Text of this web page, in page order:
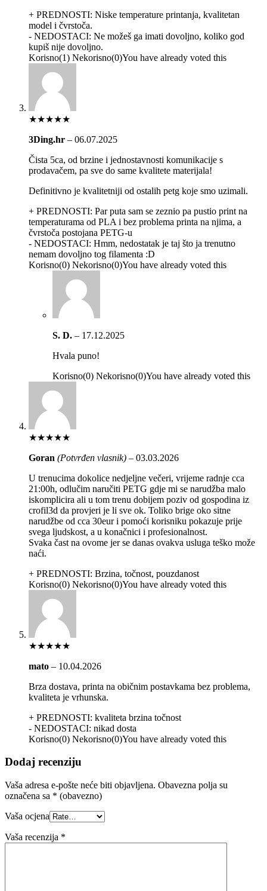
+ PREDNOSTI: Niske temperature printanja, kvalitetan
model i čvrstoča.
- NEDOSTACI: Ne možeš ga imati dovoljno, koliko god
kupiš nije dovoljno.
Korisno(1) Nekorisno(0)You have already voted this
★★★★★
3Ding.hr – 06.07.2025
Čista 5ca, od brzine i jednostavnosti komunikacije s
prodavačem, pa sve do same kvalitete materijala!
Definitivno je kvalitetniji od ostalih petg koje smo uzimali.
+ PREDNOSTI: Par puta sam se zeznio pa pustio print na
temperaturama od PLA i bez problema printa na njima, a
čvrstoča postojana PETG-u
- NEDOSTACI: Hmm, nedostatak je taj što ja trenutno
nemam dovoljno tog filamenta :D
Korisno(0) Nekorisno(0)You have already voted this
S. D. – 17.12.2025
Hvala puno!
Korisno(0) Nekorisno(0)You have already voted this
★★★★★
Goran (Potvrđen vlasnik) – 03.03.2026
U trenucima dokolice nedjeljne večeri, vrijeme radnje cca
21:00h, odlučim naručiti PETG gdje mi se narudžba malo
iskomplicira ali u tom trenu dobijem poziv od gospodina iz
crofil3d da provjeri je li sve ok. Toliko brige oko sitne
narudžbe od cca 30eur i pomoći korisniku pokazuje prije
svega ljudskost, a u konačnici i profesionalnost.
Svaka čast na ovome jer se danas ovakva usluga teško može
naći.
+ PREDNOSTI: Brzina, točnost, pouzdanost
Korisno(0) Nekorisno(0)You have already voted this
★★★★★
mato – 10.04.2026
Brza dostava, printa na običnim postavkama bez problema,
kvaliteta je vrhunska.
+ PREDNOSTI: kvaliteta brzina točnost
- NEDOSTACI: nikad dosta
Korisno(0) Nekorisno(0)You have already voted this
Dodaj recenziju
Vaša adresa e-pošte neće biti objavljena. Obavezna polja su
označena sa * (obavezno)
Vaša ocjena
Vaša recenzija *